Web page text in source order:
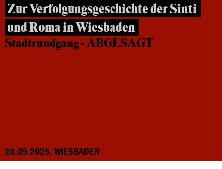
Zur Verfolgungsgeschichte der Sinti
und Roma in Wiesbaden
Stadtrundgang - ABGESAGT
28.09.2025, WIESBADEN